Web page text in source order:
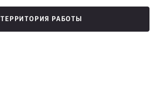
ТЕРРИТОРИЯ РАБОТЫ